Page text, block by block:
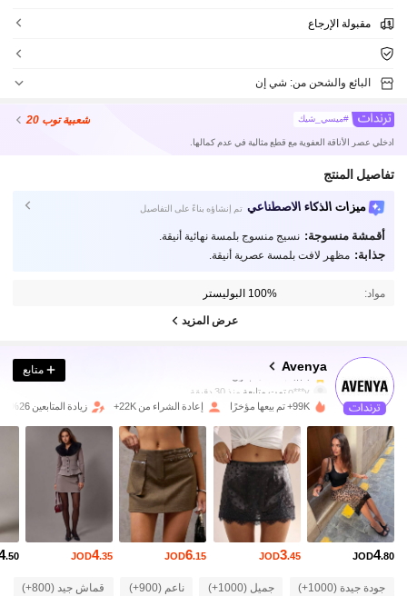
مقبولة الإرجاع
البائع والشحن من: شي إن
#ميسي_شيك شعبيةتوب 20
ادخلي عصر الأناقة العفوية مع قطع مثالية في عدم كمالها.
تفاصيل المنتج
ميزات الذكاء الاصطناعي تم إنشاؤه بناءً على التفاصيل
أقمشة منسوجة: نسيج منسوج بلمسة نهائية أنيقة.
جذابة: مظهر لافت بلمسة عصرية أنيقة.
مواد: 100% البوليستر
عرض المزيد
Avenya
4.74
43K متابعون
o***y
تمت متابعة منذ 30 دقيقة
43K متابعون
4.74 43K متابعون
4.74 43K متابعون
4.74 43K متابعون
4.74
متابع
99K+ تم بيعها مؤخرًا إعادة الشراء من 22K+ زيادة المتابعين 26%
JOD4.80
JOD3.45
JOD6.15
JOD4.35
.50
جودة جيدة (1000+) جميل (1000+) ناعم (900+) قماش جيد (800+)